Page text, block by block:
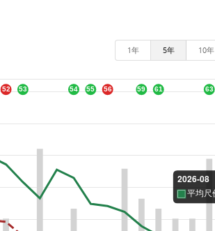
1年 5年 10年